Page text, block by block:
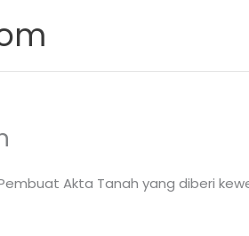
Akta Tanah yang diberi